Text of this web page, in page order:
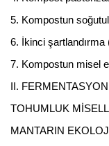
5. Kompostun
6. İkinci
7. Kompostun misel
II.
TOHUMLUK
MANTARIN